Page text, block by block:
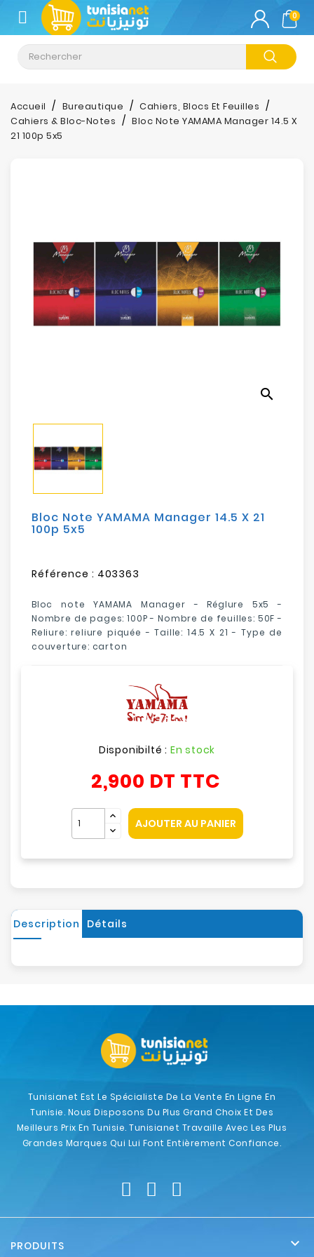
CATÉGORIE
Climatisation
Informatique
Téléphonie
TV-
Son-
Photos
Electroménager
Sécurité
Mobilités
Loisirs
0
Accueil Bureautique
Cahiers, Blocs Et Feuilles
Cahiers & Bloc-Notes
Bloc Note YAMAMA Manager 14.5 X
21 100p 5x5
search
Bloc Note YAMAMA Manager 14.5 X 21
100p 5x5
Référence : 403363
Bloc note YAMAMA Manager - Réglure 5x5 -
Nombre de pages: 100P - Nombre de feuilles: 50F -
Reliure: reliure piquée - Taille: 14.5 X 21 - Type de
couverture: carton
Disponibilté : En stock
2,900 DT TTC
AJOUTER AU PANIER
Description Détails
Tunisianet Est Le Spécialiste De La Vente En Ligne En
Tunisie. Nous Disposons Du Plus Grand Choix Et Des
Meilleurs Prix En Tunisie. Tunisianet Travaille Avec Les Plus
Grandes Marques Qui Lui Font Entièrement Confiance.
PRODUITS 